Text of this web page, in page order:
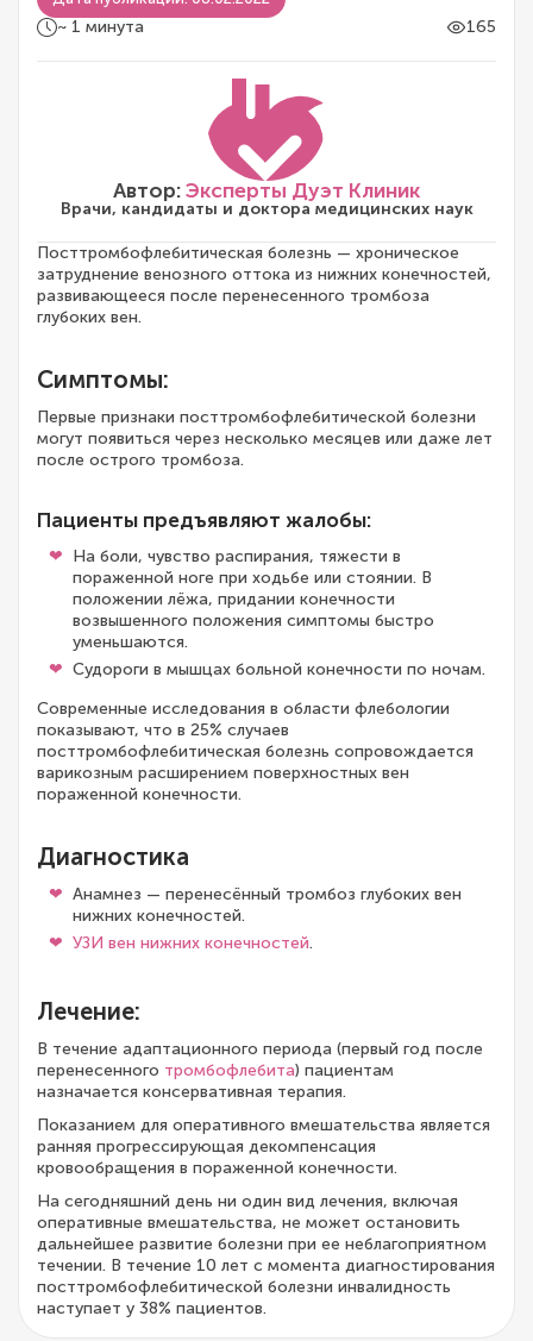
~ 1 минута 165
Автор:Эксперты Дуэт Клиник
Врачи, кандидаты и доктора медицинских наук
Посттромбофлебитическая болезнь — хроническое
затруднение венозного оттока из нижних конечностей,
развивающееся после перенесенного тромбоза
глубоких вен.
Симптомы:
Первые признаки посттромбофлебитической болезни
могут появиться через несколько месяцев или даже лет
после острого тромбоза.
Пациенты предъявляют жалобы:
На боли, чувство распирания, тяжести в
пораженной ноге при ходьбе или стоянии. В
положении лёжа, придании конечности
возвышенного положения симптомы быстро
уменьшаются.
Судороги в мышцах больной конечности по ночам.
Современные исследования в области флебологии
показывают, что в 25% случаев
посттромбофлебитическая болезнь сопровождается
варикозным расширением поверхностных вен
пораженной конечности.
Диагностика
Анамнез — перенесённый тромбоз глубоких вен
нижних конечностей.
УЗИ вен нижних конечностей.
Лечение:
В течение адаптационного периода (первый год после
перенесенного тромбофлебита) пациентам
назначается консервативная терапия.
Показанием для оперативного вмешательства является
ранняя прогрессирующая декомпенсация
кровообращения в пораженной конечности.
На сегодняшний день ни один вид лечения, включая
оперативные вмешательства, не может остановить
дальнейшее развитие болезни при ее неблагоприятном
течении. В течение 10 лет с момента диагностирования
посттромбофлебитической болезни инвалидность
наступает у 38% пациентов.